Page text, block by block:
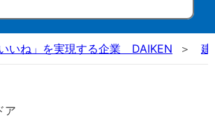
いね」を実現する企業 DAIKEN 建
ア